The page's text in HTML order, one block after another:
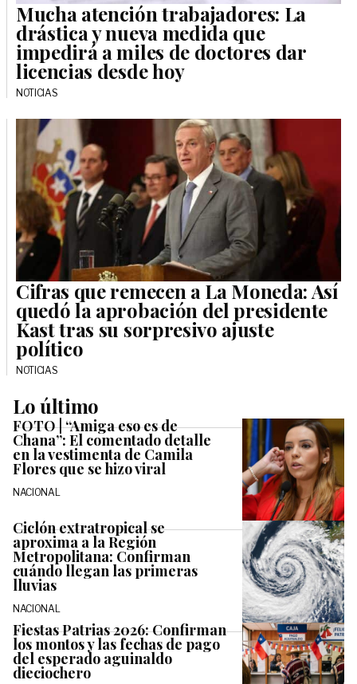
Mucha atención trabajadores: La
drástica y nueva medida que
impedirá a miles de doctores dar
licencias desde hoy
NOTICIAS
Cifras que remecen a La Moneda: Así
quedó la aprobación del presidente
Kast tras su sorpresivo ajuste
político
NOTICIAS
Lo último
FOTO | “Amiga eso es de
Chana”: El comentado detalle
en la vestimenta de Camila
Flores que se hizo viral
NACIONAL
Ciclón extratropical se
aproxima a la Región
Metropolitana: Confirman
cuándo llegan las primeras
lluvias
NACIONAL
Fiestas Patrias 2026: Confirman
los montos y las fechas de pago
del esperado aguinaldo
dieciochero